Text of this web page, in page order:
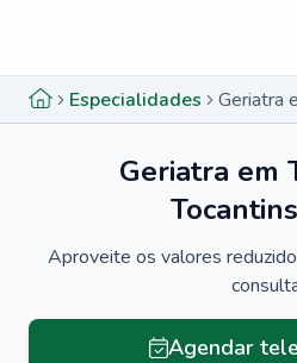
Especialidades
Geriatra em
Aproveite os valores
Agendar